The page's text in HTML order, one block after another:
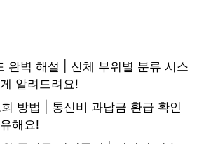
완벽 해설 | 신체 부위별 분류 시스
알려드려요!
방법 | 통신비 과납금 환급 확인
해요!